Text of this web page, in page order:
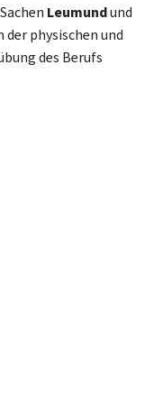
Leumundund
der physischen und
des Berufs